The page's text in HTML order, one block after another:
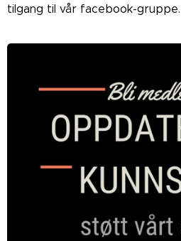
tilgang til vår facebook-gruppe.